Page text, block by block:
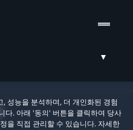
성능을 분석하며, 더 개인화된 경험
다. 아래 '동의' 버튼을 클릭하여 당사
을 직접 관리할 수 있습니다. 자세한